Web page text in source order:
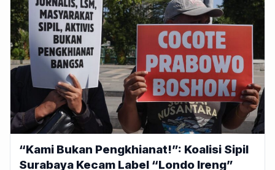
“Kami Bukan Pengkhianat!”: Koalisi Sipil
Surabaya Kecam Label “Londo Ireng”